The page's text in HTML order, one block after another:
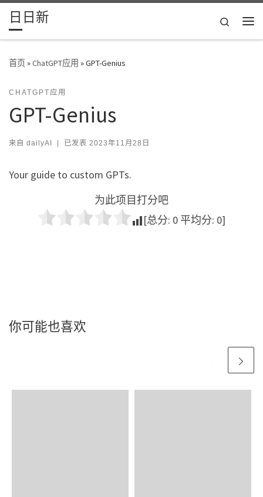
Skip to content
日日新
Search
首页»ChatGPT应用 »GPT-Genius
CHATGPT应用
GPT-Genius
来自 dailyAI | 已发表 2023年11月28日
Your guide to custom GPTs.
为此项目打分吧
[总分: 0 平均分: 0]
你可能也喜欢